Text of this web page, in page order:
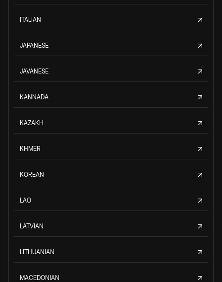
ITALIAN
JAPANESE
JAVANESE
KANNADA
KAZAKH
KHMER
KOREAN
LAO
LATVIAN
LITHUANIAN
MACEDONIAN